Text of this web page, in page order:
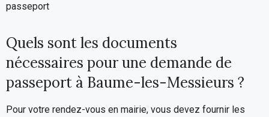
passeport
Quels sont les documents
nécessaires pour une demande de
passeport à Baume-les-Messieurs ?
Pour votre rendez-vous en mairie, vous devez fournir les